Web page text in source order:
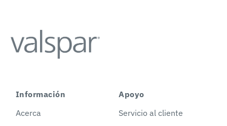
Información
Acerca
Apoyo
Servicio al cliente